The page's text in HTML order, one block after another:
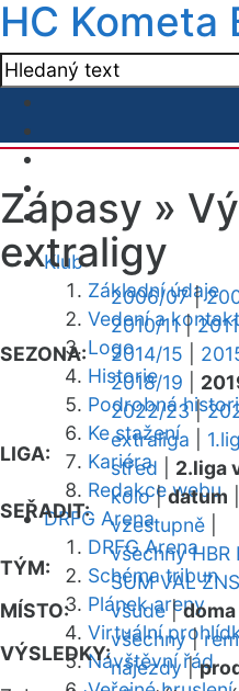
HC Kometa
Klub
Základní údaje
Vedení a
Logo
Historie
Podrobná
Ke stažení
Kariéra
Redakce webu
DRFG Arena
DRFG Arena
Schéma tribun
Plánek areny
Virtuální
Návštěvní řád
Zápasy »
extraligy
SEZONA:
2006/07|
2010/11|
2014/15
2018/19
2022/23|
LIGA:
extraliga
střed
2.liga
SEŘADIT:
kolo|datum
vzestupně
TÝM:
všechny HBR
SUM VAL ZNS
MÍSTO:
všude|doma
VÝSLEDKY:
všechny|
nájezdy|